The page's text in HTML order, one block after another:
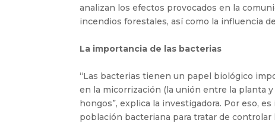
analizan los efectos provocados en la
incendios forestales, así como la influencia
La importancia de las bacterias
“Las bacterias tienen un papel biológico
en la micorrización (la unión entre la planta
hongos”, explica la investigadora. Por eso,
población bacteriana para tratar de